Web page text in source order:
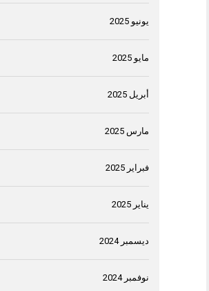
يونيو 2025
مايو 2025
أبريل 2025
مارس 2025
فبراير 2025
يناير 2025
ديسمبر 2024
نوفمبر 2024